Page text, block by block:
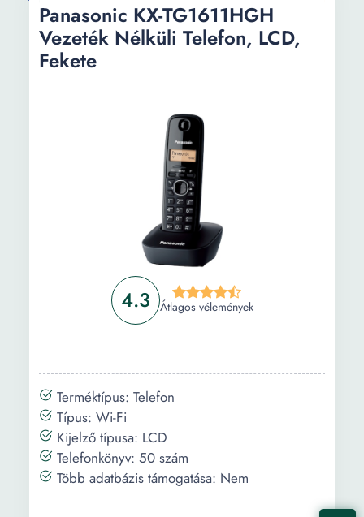
Szín:
Fehér
4.3 Átlagos vélemények
Panasonic KX-TG1611HGH
Vezeték Nélküli Telefon, LCD,
Fekete
Terméktípus: Telefon
Típus: Wi-Fi
Kijelző típusa: LCD
Telefonkönyv: 50 szám
Több adatbázis támogatása: Nem